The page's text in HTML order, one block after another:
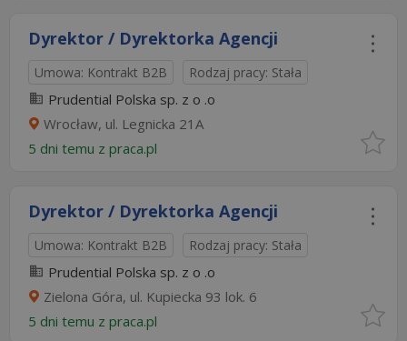
Dyrektor / Dyrektorka Agencji
Umowa: Kontrakt B2B Rodzaj pracy: Stała
Prudential Polska sp. z o .o
Wrocław, ul. Legnicka 21A
5 dni temu z praca.pl
Dyrektor / Dyrektorka Agencji
Umowa: Kontrakt B2B Rodzaj pracy: Stała
Prudential Polska sp. z o .o
Zielona Góra, ul. Kupiecka 93 lok. 6
5 dni temu z praca.pl